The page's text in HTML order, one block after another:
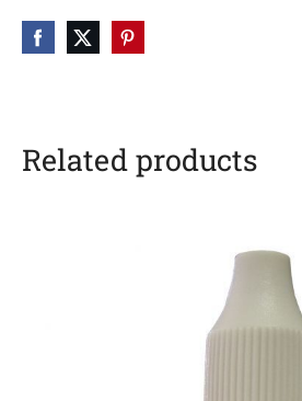
Related products